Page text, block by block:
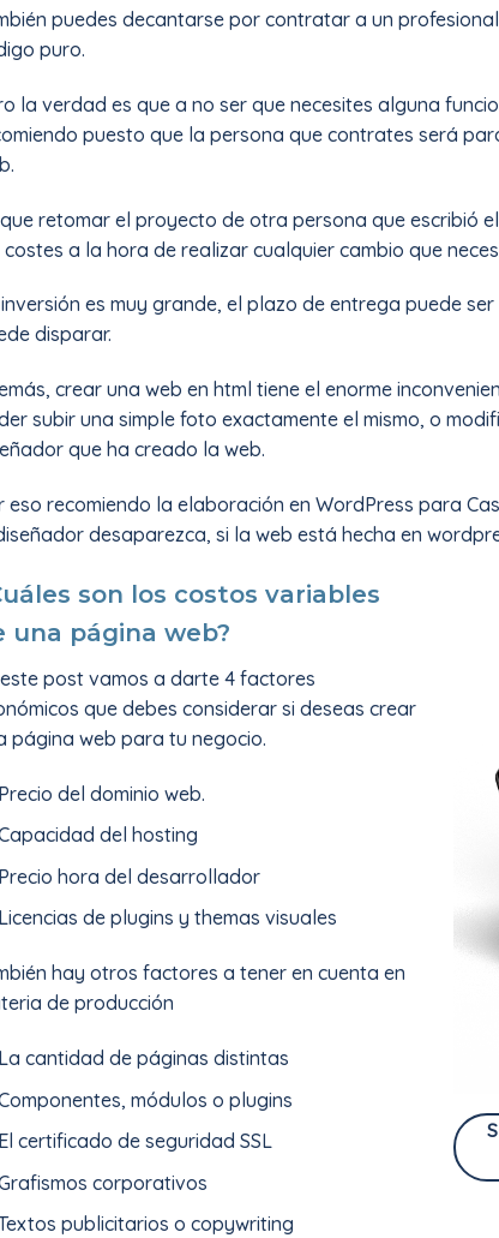
puedes decantarse por contratar a un
puro.
la verdad es que a no ser que necesites alguna
puesto que la persona que contrates será
retomar el proyecto de otra persona que escribió
costes a la hora de realizar cualquier cambio que
es muy grande, el plazo de entrega puede
disparar.
crear una web en html tiene el enorme
subir una simple foto exactamente el mismo, o
que ha creado la web.
eso recomiendo la elaboración en WordPress para
desaparezca, si la web está hecha en
son los costos variables
una página web?
este post vamos a darte 4 factores
que debes considerar si deseas crear
página web para tu negocio.
Precio del dominio web.
del hosting
Precio hora del desarrollador
Licencias de plugins y themas visuales
hay otros factores a tener en cuenta en
de producción
La cantidad de páginas distintas
módulos o plugins
El certificado de seguridad SSL
corporativos
publicitarios o copywriting